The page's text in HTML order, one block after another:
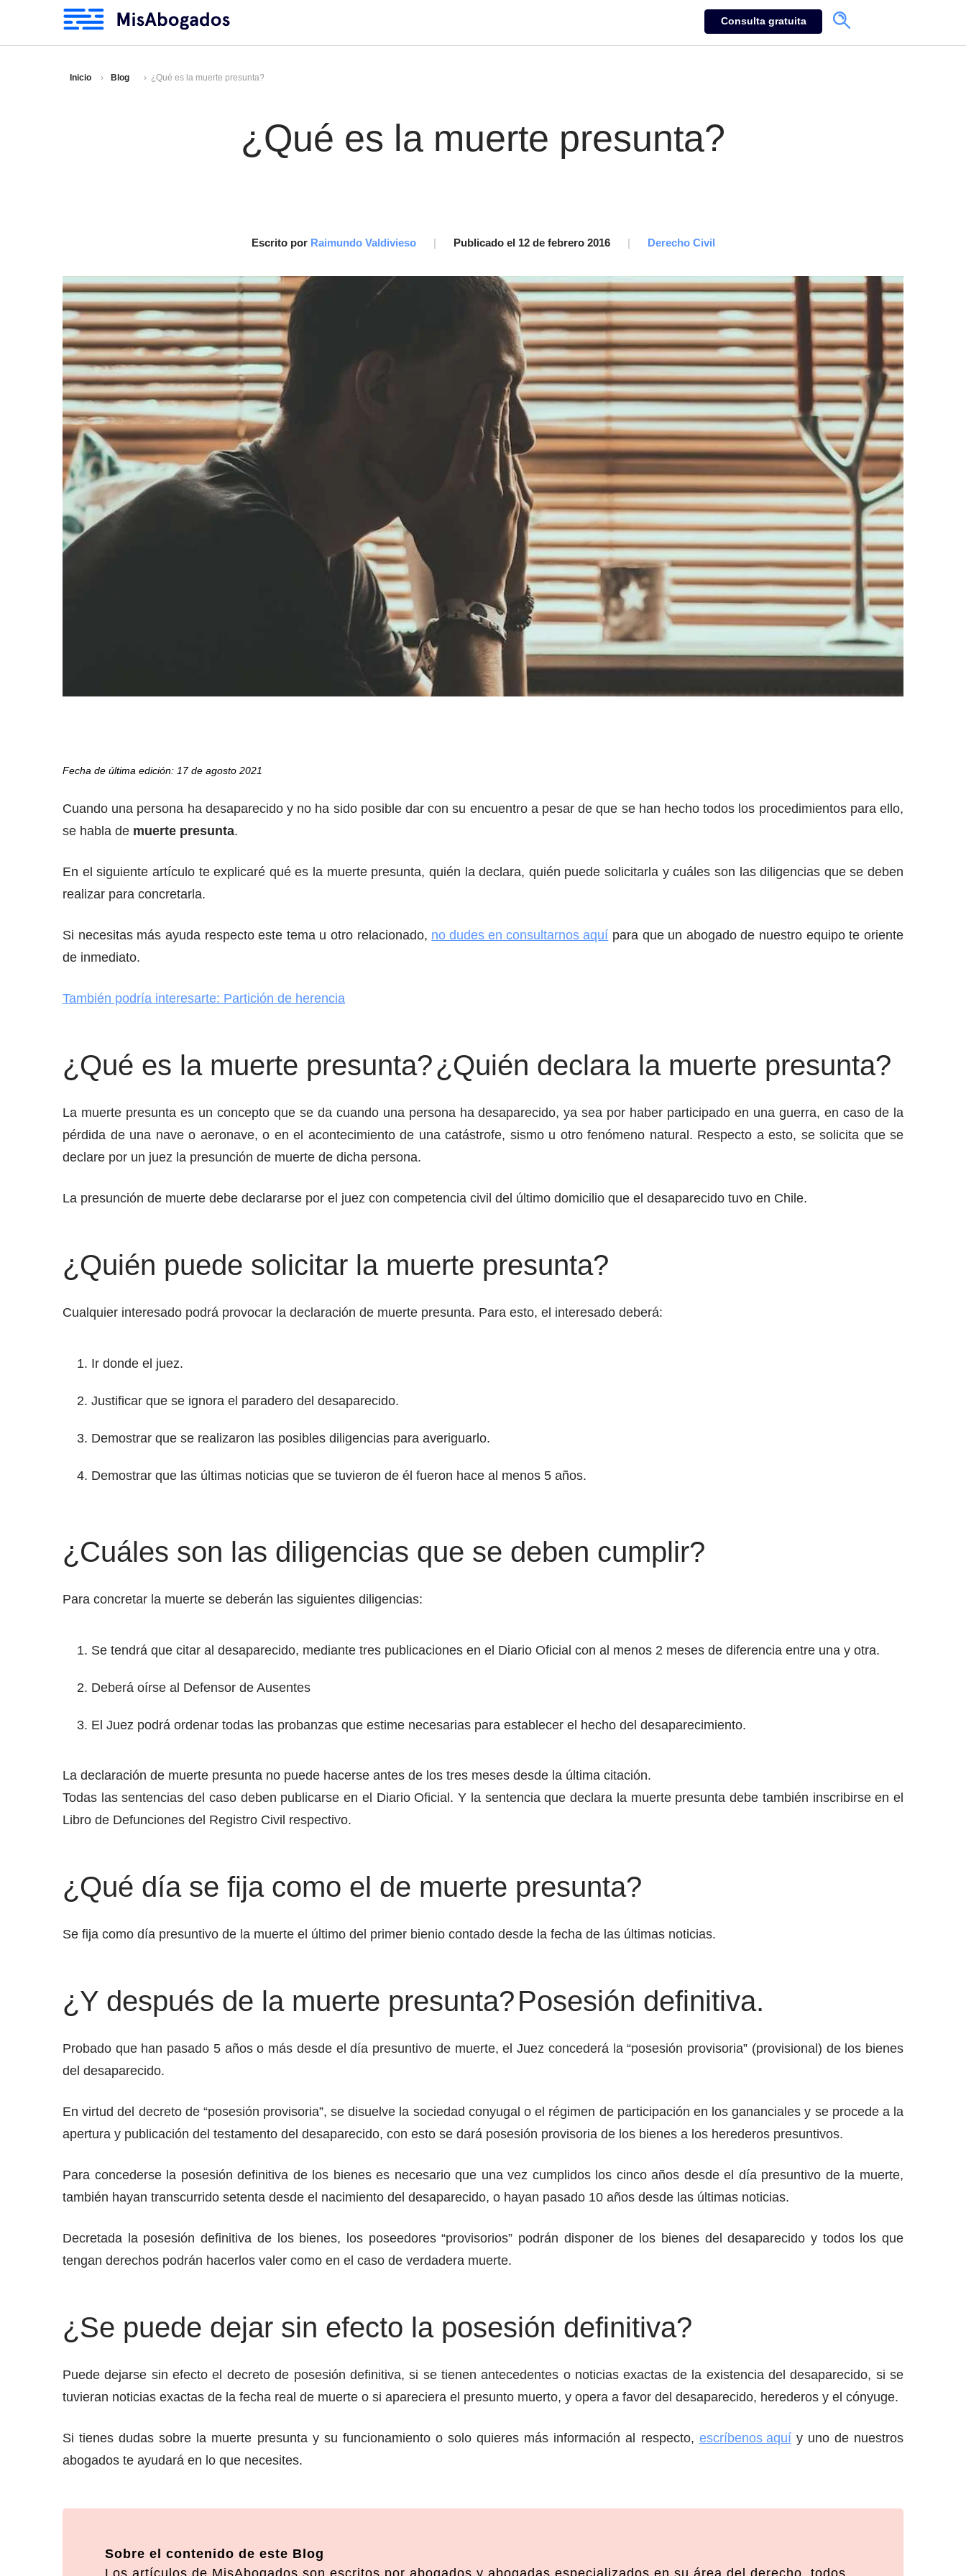
Consulta gratuita
Inicio Blog ¿Qué es la muerte presunta?
¿Qué es la muerte presunta?
Escrito por Raimundo Valdivieso | Publicado el 12 de febrero 2016 | Derecho Civil
Fecha de última edición: 17 de agosto 2021
Cuando una persona ha desaparecido y no ha sido posible dar con su encuentro a pesar de que se han hecho todos los procedimientos para ello,
se habla de muerte presunta.
En el siguiente artículo te explicaré qué es la muerte presunta, quién la declara, quién puede solicitarla y cuáles son las diligencias que se deben
realizar para concretarla.
Si necesitas más ayuda respecto este tema u otro relacionado, no dudes en consultarnos aquí para que un abogado de nuestro equipo te oriente
de inmediato.
También podría interesarte: Partición de herencia
¿Qué es la muerte presunta?
La muerte presunta es un concepto que se da cuando una persona ha desaparecido, ya sea por haber participado en una guerra, en caso de la
pérdida de una nave o aeronave, o en el acontecimiento de una catástrofe, sismo u otro fenómeno natural. Respecto a esto, se solicita que se
declare por un juez la presunción de muerte de dicha persona.
¿Quién declara la muerte presunta?
La presunción de muerte debe declararse por el juez con competencia civil del último domicilio que el desaparecido tuvo en Chile.
¿Quién puede solicitar la muerte presunta?
Cualquier interesado podrá provocar la declaración de muerte presunta. Para esto, el interesado deberá:
Ir donde el juez.
Justificar que se ignora el paradero del desaparecido.
Demostrar que se realizaron las posibles diligencias para averiguarlo.
Demostrar que las últimas noticias que se tuvieron de él fueron hace al menos 5 años.
¿Cuáles son las diligencias que se deben cumplir?
Para concretar la muerte se deberán las siguientes diligencias:
Se tendrá que citar al desaparecido, mediante tres publicaciones en el Diario Oficial con al menos 2 meses de diferencia entre una y otra.
Deberá oírse al Defensor de Ausentes
El Juez podrá ordenar todas las probanzas que estime necesarias para establecer el hecho del desaparecimiento.
La declaración de muerte presunta no puede hacerse antes de los tres meses desde la última citación.
Todas las sentencias del caso deben publicarse en el Diario Oficial. Y la sentencia que declara la muerte presunta debe también inscribirse en el
Libro de Defunciones del Registro Civil respectivo.
¿Qué día se fija como el de muerte presunta?
Se fija como día presuntivo de la muerte el último del primer bienio contado desde la fecha de las últimas noticias.
¿Y después de la muerte presunta?
Probado que han pasado 5 años o más desde el día presuntivo de muerte, el Juez concederá la “posesión provisoria” (provisional) de los bienes
del desaparecido.
En virtud del decreto de “posesión provisoria”, se disuelve la sociedad conyugal o el régimen de participación en los gananciales y se procede a la
apertura y publicación del testamento del desaparecido, con esto se dará posesión provisoria de los bienes a los herederos presuntivos.
Posesión definitiva.
Para concederse la posesión definitiva de los bienes es necesario que una vez cumplidos los cinco años desde el día presuntivo de la muerte,
también hayan transcurrido setenta desde el nacimiento del desaparecido, o hayan pasado 10 años desde las últimas noticias.
Decretada la posesión definitiva de los bienes, los poseedores “provisorios” podrán disponer de los bienes del desaparecido y todos los que
tengan derechos podrán hacerlos valer como en el caso de verdadera muerte.
¿Se puede dejar sin efecto la posesión definitiva?
Puede dejarse sin efecto el decreto de posesión definitiva, si se tienen antecedentes o noticias exactas de la existencia del desaparecido, si se
tuvieran noticias exactas de la fecha real de muerte o si apareciera el presunto muerto, y opera a favor del desaparecido, herederos y el cónyuge.
Si tienes dudas sobre la muerte presunta y su funcionamiento o solo quieres más información al respecto, escríbenos aquí y uno de nuestros
abogados te ayudará en lo que necesites.
Sobre el contenido de este Blog
Los artículos de MisAbogados son escritos por abogados y abogadas especializados en su área del derecho, todos